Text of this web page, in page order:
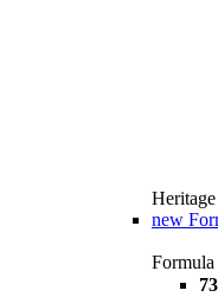
Heritage
new
Formula